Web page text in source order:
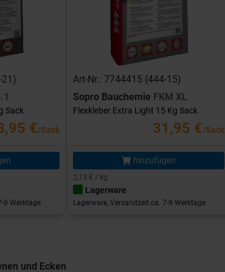
21)
Sack
€/Sack
9 Werktage
Art-Nr.: 7744415 (444-15)
Sopro Bauchemie FKM XL
Flexkleber Extra Light 15 Kg Sack
31,95 €/Sack
hinzufügen
2,13 € / kg
Lagerware
Lagerware, Versandzeit ca. 7-9 Werktage
und Ecken